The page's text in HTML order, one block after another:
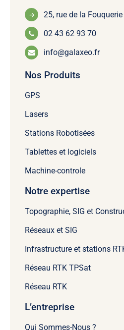
25, rue de la
02 43 62 93 70
info@galaxeo.fr
Nos Produits
GPS
Lasers
Stations Robotisées
Tablettes et logiciels
Machine-controle
Notre expertise
Topographie, SIG et
Réseaux et SIG
Infrastructure et stations
Réseau RTK TPSat
Réseau RTK
L’entreprise
Qui Sommes-Nous ?